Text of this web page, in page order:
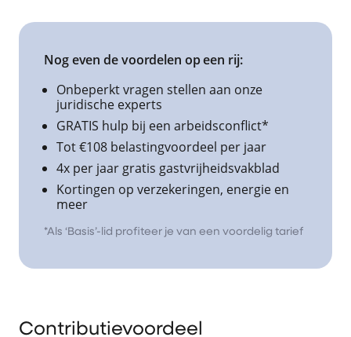
Nog even de voordelen op een rij:
Onbeperkt vragen stellen aan onze
juridische experts
GRATIS hulp bij een arbeidsconflict*
Tot €108 belastingvoordeel per jaar
4x per jaar gratis gastvrijheidsvakblad
Kortingen op verzekeringen, energie en
meer
*Als ‘Basis’-lid profiteer je van een voordelig tarief
Contributievoordeel